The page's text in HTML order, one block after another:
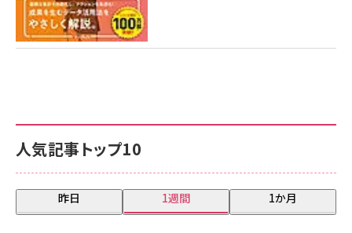
人気記事トップ10
昨日 1週間 1か月